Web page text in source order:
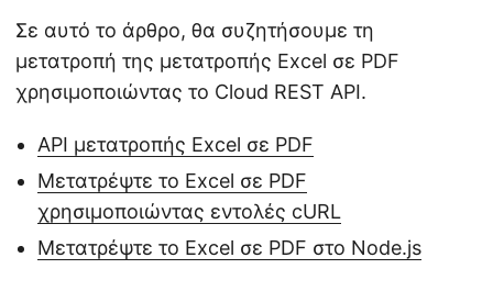
Σε αυτό το άρθρο, θα συζητήσουμε τη
μετατροπή της μετατροπής Excel σε PDF
χρησιμοποιώντας το Cloud REST API.
API μετατροπής Excel σε PDF
Μετατρέψτε το Excel σε PDF
χρησιμοποιώντας εντολές cURL
Μετατρέψτε το Excel σε PDF στο Node.js